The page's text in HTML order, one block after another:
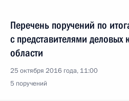
Перечень поручений по
с представителями деловых
области
25 октября 2016 года, 11:00
5 поручений